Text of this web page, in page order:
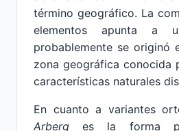
término geográfico. La
elementos apunta a
probablemente se originó
zona geográfica conocida
características naturales
En cuanto a variantes
Arberg es la forma